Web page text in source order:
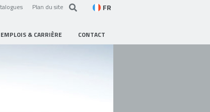
Plan du site FR
EMPLOIS & CARRIÈRE CONTACT